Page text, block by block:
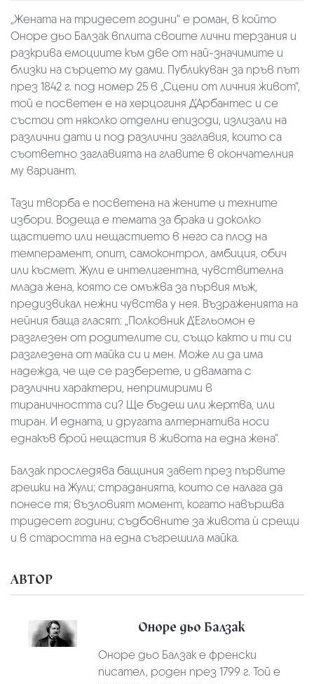
„Жената на тридесет години“ е роман, в който
Оноре дьо Балзак вплита своите лични терзания и
разкрива емоциите към две от най-значимите и
близки на сърцето му дами. Публикуван за пръв път
през 1842 г. под номер 25 в „Сцени от личния живот“,
той е посветен е на херцогиня Д’Арбантес и се
състои от няколко отделни епизоди, излизали на
различни дати и под различни заглавия, които са
съответно заглавията на главите в окончателния
му вариант.
Тази творба е посветена на жените и техните
избори. Водеща е темата за брака и доколко
щастието или нещастието в него са плод на
темперамент, опит, самоконтрол, амбиция, обич
или късмет. Жули е интелигентна, чувствителна
млада жена, която се омъжва за първия мъж,
предизвикал нежни чувства у нея. Възраженията на
нейния баща гласят: „Полковник Д’Егльомон е
разглезен от родителите си, също както и ти си
разглезена от майка си и мен. Може ли да има
надежда, че ще се разберете, и двамата с
различни характери, непримирими в
тираничността си? Ще бъдеш или жертва, или
тиран. И едната, и другата алтернатива носи
еднакъв брой нещастия в живота на една жена“.
Балзак проследява бащиния завет през първите
грешки на Жули; страданията, които се налага да
понесе тя; възловият момент, когато навършва
тридесет години; съдбовните за живота ѝ срещи
и в старостта на една съгрешила майка.
АВТОР
Оноре дьо Балзак
Оноре дьо Балзак е френски
писател, роден през 1799 г. Той е